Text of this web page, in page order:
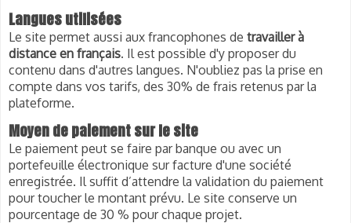
Langues utilisées
Le site permet aussi aux francophones de travailler à
distance en français. Il est possible d'y proposer du
contenu dans d'autres langues. N'oubliez pas la prise en
compte dans vos tarifs, des 30% de frais retenus par la
plateforme.
Moyen de paiement sur le site
Le paiement peut se faire par banque ou avec un
portefeuille électronique sur facture d'une société
enregistrée. Il suffit d’attendre la validation du paiement
pour toucher le montant prévu. Le site conserve un
pourcentage de 30 % pour chaque projet.